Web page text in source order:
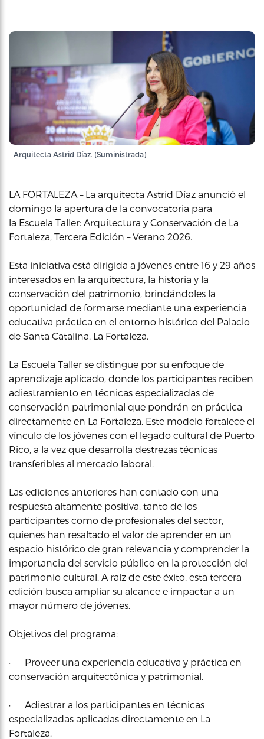
Arquitecta Astrid Díaz. (Suministrada)
LA FORTALEZA – La arquitecta Astrid Díaz anunció el
domingo la apertura de la convocatoria para
la Escuela Taller: Arquitectura y Conservación de La
Fortaleza, Tercera Edición – Verano 2026.
Esta iniciativa está dirigida a jóvenes entre 16 y 29 años
interesados en la arquitectura, la historia y la
conservación del patrimonio, brindándoles la
oportunidad de formarse mediante una experiencia
educativa práctica en el entorno histórico del Palacio
de Santa Catalina, La Fortaleza.
La Escuela Taller se distingue por su enfoque de
aprendizaje aplicado, donde los participantes reciben
adiestramiento en técnicas especializadas de
conservación patrimonial que pondrán en práctica
directamente en La Fortaleza. Este modelo fortalece el
vínculo de los jóvenes con el legado cultural de Puerto
Rico, a la vez que desarrolla destrezas técnicas
transferibles al mercado laboral.
Las ediciones anteriores han contado con una
respuesta altamente positiva, tanto de los
participantes como de profesionales del sector,
quienes han resaltado el valor de aprender en un
espacio histórico de gran relevancia y comprender la
importancia del servicio público en la protección del
patrimonio cultural. A raíz de este éxito, esta tercera
edición busca ampliar su alcance e impactar a un
mayor número de jóvenes.
Objetivos del programa:
· Proveer una experiencia educativa y práctica en
conservación arquitectónica y patrimonial.
· Adiestrar a los participantes en técnicas
especializadas aplicadas directamente en La
Fortaleza.